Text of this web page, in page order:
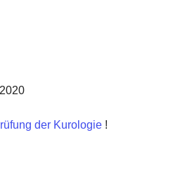
der Kurologie !